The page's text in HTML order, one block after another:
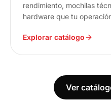
rendimiento, mochilas
hardware que tu
Explorar catálogo
Ver